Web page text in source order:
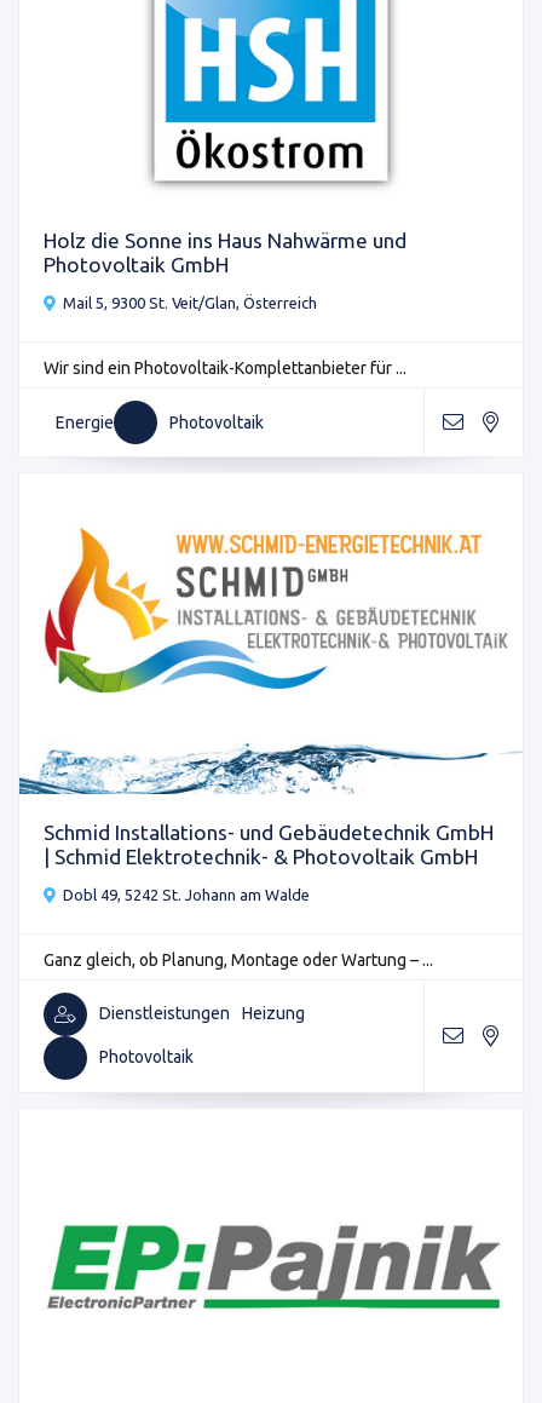
Holz die Sonne ins Haus Nahwärme und
Photovoltaik GmbH
Mail 5, 9300 St. Veit/Glan, Österreich
Wir sind ein Photovoltaik-Komplettanbieter für ...
Energie Photovoltaik
Schmid Installations- und Gebäudetechnik GmbH
| Schmid Elektrotechnik- & Photovoltaik GmbH
Dobl 49, 5242 St. Johann am Walde
Ganz gleich, ob Planung, Montage oder Wartung – ...
Dienstleistungen Heizung
Photovoltaik